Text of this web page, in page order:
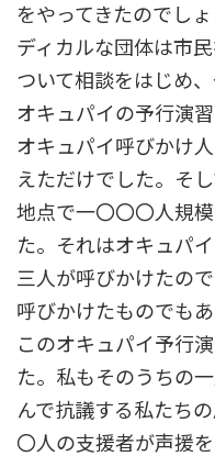
をやってきたのでし
ディカルな団体は市
ついて相談をはじめ
オキュパイの予行演
オキュパイ呼びかけ
えただけでした。そ
地点で一〇〇〇人規
た。それはオキュパ
三人が呼びかけたの
呼びかけたものでもあ
このオキュパイ予行
た。私もそのうちの
んで抗議する私たち
〇人の支援者が声援